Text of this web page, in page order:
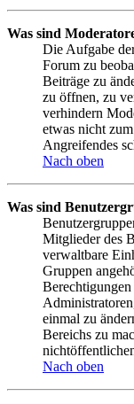
Was sind
Die Aufgabe
Forum zu
Beiträge zu
zu öffnen, zu
verhindern
etwas nicht
Angreifendes
Nach oben
Was sind
Mitglieder des
verwaltbare
Gruppen
einmal zu
Bereichs zu
Nach oben